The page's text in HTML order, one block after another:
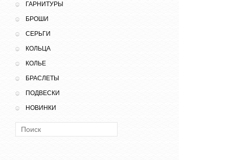
ГАРНИТУРЫ
БРОШИ
СЕРЬГИ
КОЛЬЦА
КОЛЬЕ
БРАСЛЕТЫ
ПОДВЕСКИ
НОВИНКИ
Поиск: